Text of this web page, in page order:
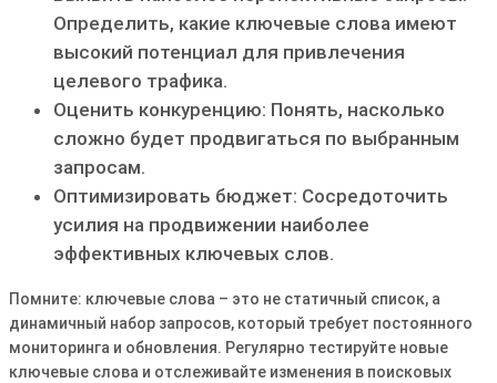
Определить, какие ключевые слова имеют
высокий потенциал для привлечения
целевого трафика․
Оценить конкуренцию: Понять, насколько
сложно будет продвигаться по выбранным
запросам․
Оптимизировать бюджет: Сосредоточить
усилия на продвижении наиболее
эффективных ключевых слов․
Помните: ключевые слова – это не статичный список, а
динамичный набор запросов, который требует постоянного
мониторинга и обновления․ Регулярно тестируйте новые
ключевые слова и отслеживайте изменения в поисковых